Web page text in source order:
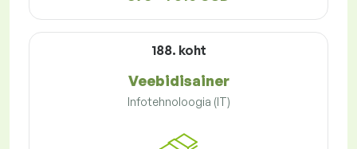
188. koht
Veebidisainer
Infotehnoloogia (IT)